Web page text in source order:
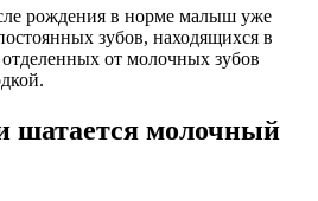
рождения в норме малыш уже
зубов, находящихся в
от молочных зубов
шатается молочный